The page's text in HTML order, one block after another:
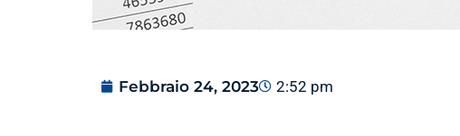
Febbraio 24, 2023 2:52 pm